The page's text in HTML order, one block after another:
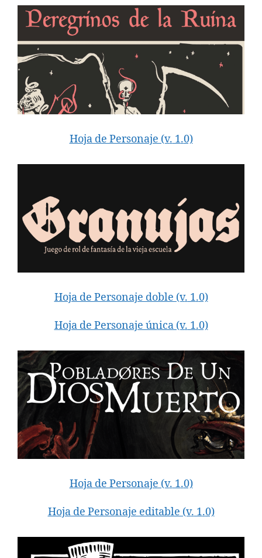
Hoja de Personaje (v. 1.0)
Hoja de Personaje doble (v. 1.0)
Hoja de Personaje única (v. 1.0)
Hoja de Personaje (v. 1.0)
Hoja de Personaje editable (v. 1.0)